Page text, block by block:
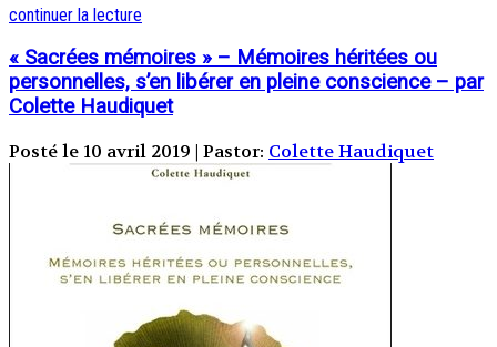
continuer la lecture
« Sacrées mémoires » – Mémoires héritées ou
personnelles, s’en libérer en pleine conscience – par
Colette Haudiquet
Posté le 10 avril 2019 | Pastor: Colette Haudiquet